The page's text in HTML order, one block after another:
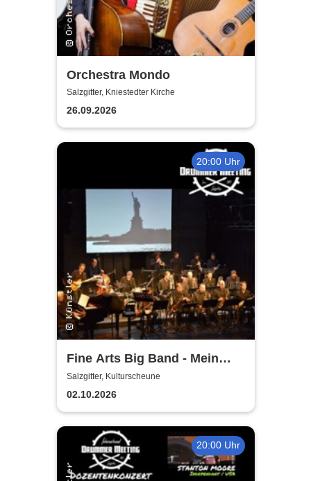
Orchestra Mondo
Salzgitter, Kniestedter Kirche
26.09.2026
20:00 Uhr
Fine Arts Big Band - Mein
amerikanischer Traum - True
Stories
Salzgitter, Kulturscheune
02.10.2026
20:00 Uhr